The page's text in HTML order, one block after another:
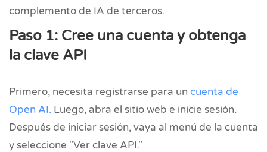
complemento de IA de terceros.
Paso 1: Cree una cuenta y obtenga
la clave API
Primero, necesita registrarse para un cuenta de
Open AI. Luego, abra el sitio web e inicie sesión.
Después de iniciar sesión, vaya al menú de la cuenta
y seleccione "Ver clave API."